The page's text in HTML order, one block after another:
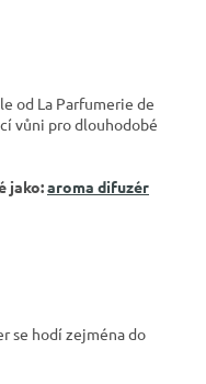
od La Parfumerie de
vůni pro dlouhodobé
jako:aroma difuzér
se hodí zejména do